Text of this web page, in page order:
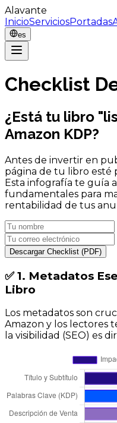
Alavante
InicioServiciosPortadas
es
Checklist
¿Está tu libro
Amazon KDP?
Antes de invertir en
página de tu libro esté
Esta infografía te guía
fundamentales para
rentabilidad de tus
Descargar Checklist (PDF)
✅ 1. Metadatos
Libro
Los metadatos son
Amazon y los lectores
la visibilidad (SEO) es